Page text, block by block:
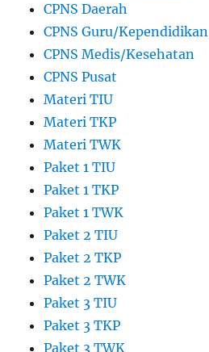
CPNS Daerah
CPNS Guru/Kependidikan
CPNS Medis/Kesehatan
CPNS Pusat
Materi TIU
Materi TKP
Materi TWK
Paket 1 TIU
Paket 1 TKP
Paket 1 TWK
Paket 2 TIU
Paket 2 TKP
Paket 2 TWK
Paket 3 TIU
Paket 3 TKP
Paket 3 TWK